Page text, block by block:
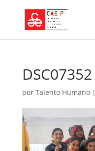
DSC07352
por Talento Humano|